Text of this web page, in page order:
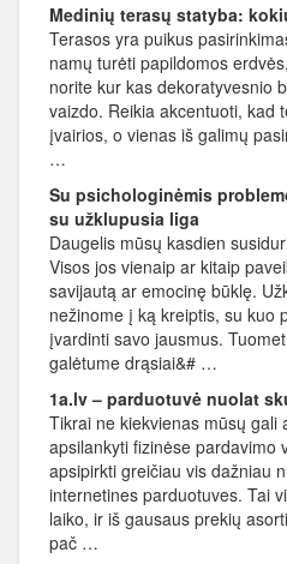
Medinių terasų statyba:
Terasos yra puikus
namų turėti papildomos
norite kur kas dekoratyvesnio
vaizdo. Reikia akcentuoti, kad
įvairios, o vienas iš galimų
…
Su psichologinėmis
su užklupusia liga
Daugelis mūsų kasdien
Visos jos vienaip ar kitaip
savijautą ar emocinę būklę.
nežinome į ką kreiptis, su kuo
įvardinti savo jausmus.
galėtume drąsiai&# …
1a.lv – parduotuvė nuolat
Tikrai ne kiekvienas mūsų gali
apsilankyti fizinėse pardavimo
apsipirkti greičiau vis dažniau
internetines parduotuves. Tai
laiko, ir iš gausaus prekių
pač …